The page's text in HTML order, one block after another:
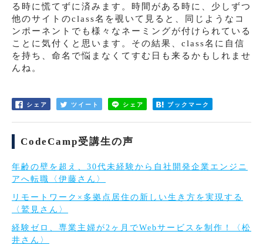
る時に慌てずに済みます。時間がある時に、少しずつ
他のサイトのclass名を覗いて見ると、同じようなコ
ンポーネントでも様々なネーミングが付けられている
ことに気付くと思います。その結果、class名に自信
を持ち、命名で悩まなくてすむ日も来るかもしれませ
んね。
シェア ツイート シェア ブックマーク
CodeCamp受講生の声
年齢の壁を超え、30代未経験から自社開発企業エンジニ
アへ転職〈伊藤さん〉
リモートワーク×多拠点居住の新しい生き方を実現する
〈鷲見さん〉
経験ゼロ、専業主婦が2ヶ月でWebサービスを制作！〈松
井さん〉